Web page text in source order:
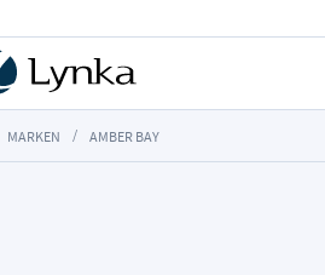
MARKEN AMBER BAY